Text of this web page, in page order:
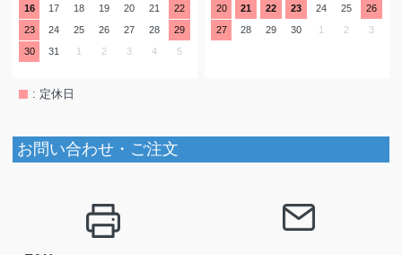
16
17 18 19 20 21
22
23
24 25 26 27 28
29
30
31 1 2 3 4 5
20
21 22 23 24 25
26
27
28 29 30 1 2 3
: 定休日
お問い合わせ・ご注文